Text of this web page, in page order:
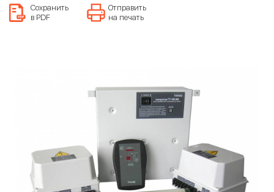
Сохранить
в PDF
Отправить
на печать